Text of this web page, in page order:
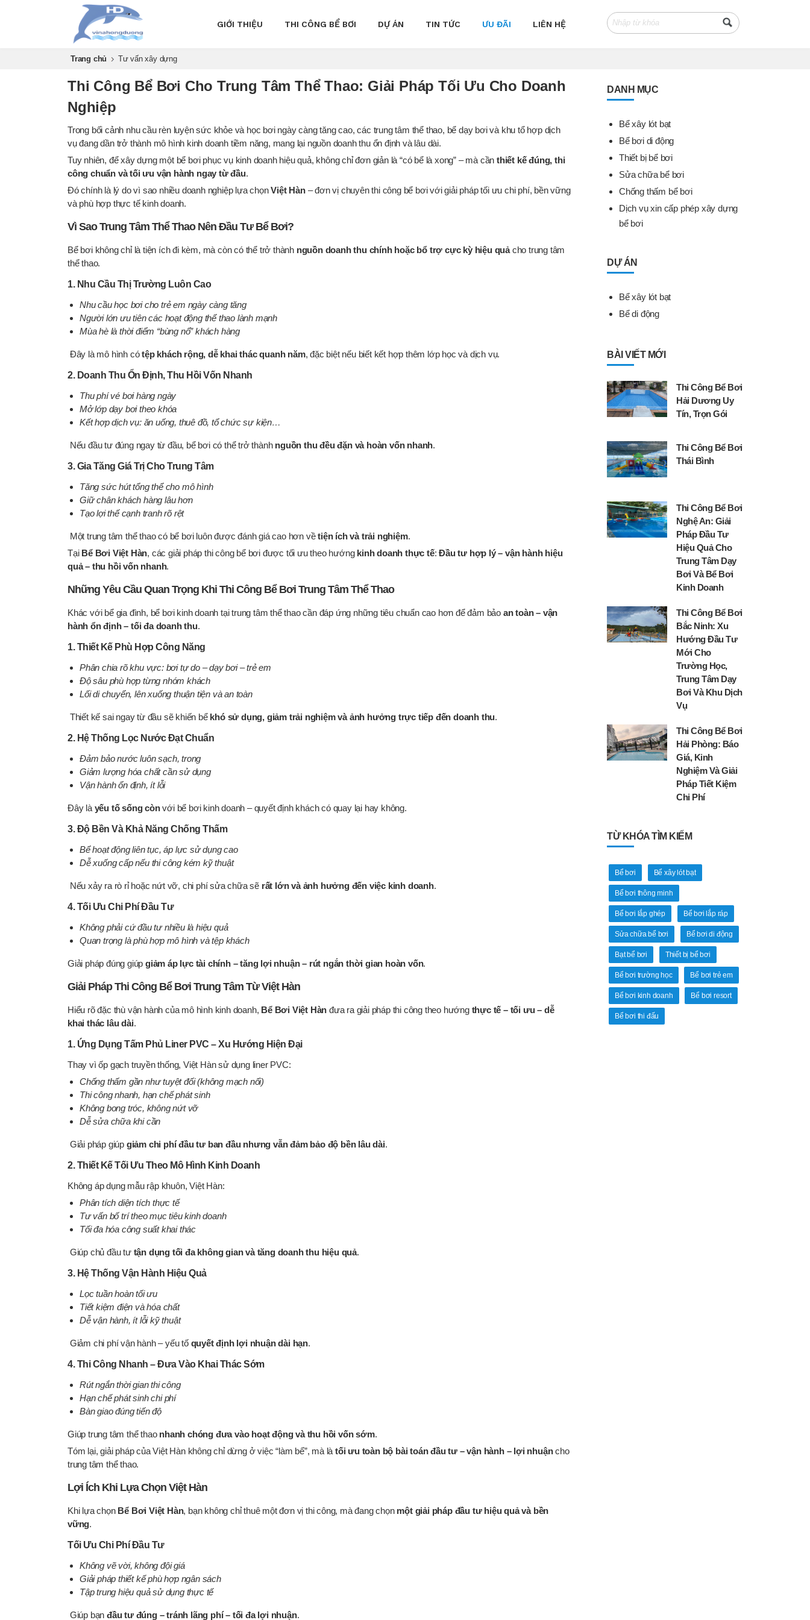
GIỚI THIỆU THI CÔNG BỂ BƠI DỰ ÁN TIN TỨC ƯU ĐÃI LIÊN HỆ
Trang chủ Tư vấn xây dựng
Thi Công Bể Bơi Cho Trung Tâm Thể Thao: Giải Pháp Tối Ưu Cho Doanh
Nghiệp
Trong bối cảnh nhu cầu rèn luyện sức khỏe và học bơi ngày càng tăng cao, các trung tâm thể thao, bể dạy bơi và khu tổ hợp dịch
vụ đang dần trở thành mô hình kinh doanh tiềm năng, mang lại nguồn doanh thu ổn định và lâu dài.
Tuy nhiên, để xây dựng một bể bơi phục vụ kinh doanh hiệu quả, không chỉ đơn giản là “có bể là xong” – mà cần thiết kế đúng, thi
công chuẩn và tối ưu vận hành ngay từ đầu.
Đó chính là lý do vì sao nhiều doanh nghiệp lựa chọnViệt Hàn– đơn vị chuyên thi công bể bơi với giải pháp tối ưu chi phí, bền vững
và phù hợp thực tế kinh doanh.
Vì Sao Trung Tâm Thể Thao Nên Đầu Tư Bể Bơi?
Bể bơi không chỉ là tiện ích đi kèm, mà còn có thể trở thành nguồn doanh thu chính hoặc bổ trợ cực kỳ hiệu quảcho trung tâm
thể thao.
1. Nhu Cầu Thị Trường Luôn Cao
Nhu cầu học bơi cho trẻ em ngày càng tăng
Người lớn ưu tiên các hoạt động thể thao lành mạnh
Mùa hè là thời điểm “bùng nổ” khách hàng
Đây là mô hình cótệp khách rộng, dễ khai thác quanh năm, đặc biệt nếu biết kết hợp thêm lớp học và dịch vụ.
2. Doanh Thu Ổn Định, Thu Hồi Vốn Nhanh
Thu phí vé bơi hàng ngày
Mở lớp dạy bơi theo khóa
Kết hợp dịch vụ: ăn uống, thuê đồ, tổ chức sự kiện…
Nếu đầu tư đúng ngay từ đầu, bể bơi có thể trở thành nguồn thu đều đặn và hoàn vốn nhanh.
3. Gia Tăng Giá Trị Cho Trung Tâm
Tăng sức hút tổng thể cho mô hình
Giữ chân khách hàng lâu hơn
Tạo lợi thế cạnh tranh rõ rệt
Một trung tâm thể thao có bể bơi luôn được đánh giá cao hơn vềtiện ích và trải nghiệm.
Tại Bể Bơi Việt Hàn, các giải pháp thi công bể bơi được tối ưu theo hướng kinh doanh thực tế:Đầu tư hợp lý – vận hành hiệu
quả – thu hồi vốn nhanh.
Những Yêu Cầu Quan Trọng Khi Thi Công Bể Bơi Trung Tâm Thể Thao
Khác với bể gia đình, bể bơi kinh doanh tại trung tâm thể thao cần đáp ứng những tiêu chuẩn cao hơn để đảm bảo an toàn – vận
hành ổn định – tối đa doanh thu.
1. Thiết Kế Phù Hợp Công Năng
Phân chia rõ khu vực: bơi tự do – dạy bơi – trẻ em
Độ sâu phù hợp từng nhóm khách
Lối di chuyển, lên xuống thuận tiện và an toàn
Thiết kế sai ngay từ đầu sẽ khiến bể khó sử dụng, giảm trải nghiệm và ảnh hưởng trực tiếp đến doanh thu.
2. Hệ Thống Lọc Nước Đạt Chuẩn
Đảm bảo nước luôn sạch, trong
Giảm lượng hóa chất cần sử dụng
Vận hành ổn định, ít lỗi
Đây là yếu tố sống cònvới bể bơi kinh doanh – quyết định khách có quay lại hay không.
3. Độ Bền Và Khả Năng Chống Thấm
Bể hoạt động liên tục, áp lực sử dụng cao
Dễ xuống cấp nếu thi công kém kỹ thuật
Nếu xảy ra rò rỉ hoặc nứt vỡ, chi phí sửa chữa sẽ rất lớn và ảnh hưởng đến việc kinh doanh.
4. Tối Ưu Chi Phí Đầu Tư
Không phải cứ đầu tư nhiều là hiệu quả
Quan trọng là phù hợp mô hình và tệp khách
Giải pháp đúng giúp giảm áp lực tài chính – tăng lợi nhuận – rút ngắn thời gian hoàn vốn.
Giải Pháp Thi Công Bể Bơi Trung Tâm Từ Việt Hàn
Hiểu rõ đặc thù vận hành của mô hình kinh doanh, Bể Bơi Việt Hàn đưa ra giải pháp thi công theo hướng thực tế – tối ưu – dễ
khai thác lâu dài.
1. Ứng Dụng Tấm Phủ Liner PVC – Xu Hướng Hiện Đại
Thay vì ốp gạch truyền thống, Việt Hàn sử dụng liner PVC:
Chống thấm gần như tuyệt đối (không mạch nối)
Thi công nhanh, hạn chế phát sinh
Không bong tróc, không nứt vỡ
Dễ sửa chữa khi cần
Giải pháp giúp giảm chi phí đầu tư ban đầu nhưng vẫn đảm bảo độ bền lâu dài.
2. Thiết Kế Tối Ưu Theo Mô Hình Kinh Doanh
Không áp dụng mẫu rập khuôn, Việt Hàn:
Phân tích diện tích thực tế
Tư vấn bố trí theo mục tiêu kinh doanh
Tối đa hóa công suất khai thác
Giúp chủ đầu tư tận dụng tối đa không gian và tăng doanh thu hiệu quả.
3. Hệ Thống Vận Hành Hiệu Quả
Lọc tuần hoàn tối ưu
Tiết kiệm điện và hóa chất
Dễ vận hành, ít lỗi kỹ thuật
Giảm chi phí vận hành – yếu tố quyết định lợi nhuận dài hạn.
4. Thi Công Nhanh – Đưa Vào Khai Thác Sớm
Rút ngắn thời gian thi công
Hạn chế phát sinh chi phí
Bàn giao đúng tiến độ
Giúp trung tâm thể thao nhanh chóng đưa vào hoạt động và thu hồi vốn sớm.
Tóm lại, giải pháp của Việt Hàn không chỉ dừng ở việc “làm bể”, mà là tối ưu toàn bộ bài toán đầu tư – vận hành – lợi nhuậncho
trung tâm thể thao.
Lợi Ích Khi Lựa Chọn Việt Hàn
Khi lựa chọn Bể Bơi Việt Hàn, bạn không chỉ thuê một đơn vị thi công, mà đang chọn một giải pháp đầu tư hiệu quả và bền
vững.
Tối Ưu Chi Phí Đầu Tư
Không vẽ vời, không đội giá
Giải pháp thiết kế phù hợp ngân sách
Tập trung hiệu quả sử dụng thực tế
Giúp bạn đầu tư đúng – tránh lãng phí – tối đa lợi nhuận.
DANH MỤC
Bể xây lót bạt
Bể bơi di động
Thiết bị bể bơi
Sửa chữa bể bơi
Chống thấm bể bơi
Dịch vụ xin cấp phép xây dựng
bể bơi
DỰ ÁN
Bể xây lót bạt
Bể di động
BÀI VIẾT MỚI
Thi Công Bể Bơi
Hải Dương Uy
Tín, Trọn Gói
Thi Công Bể Bơi
Thái Bình
Thi Công Bể Bơi
Nghệ An: Giải
Pháp Đầu Tư
Hiệu Quả Cho
Trung Tâm Dạy
Bơi Và Bể Bơi
Kinh Doanh
Thi Công Bể Bơi
Bắc Ninh: Xu
Hướng Đầu Tư
Mới Cho
Trường Học,
Trung Tâm Dạy
Bơi Và Khu Dịch
Vụ
Thi Công Bể Bơi
Hải Phòng: Báo
Giá, Kinh
Nghiệm Và Giải
Pháp Tiết Kiệm
Chi Phí
TỪ KHÓA TÌM KIẾM
Bể bơi Bể xây lót bạt
Bể bơi thông minh
Bể bơi lắp ghép Bể bơi lắp ráp
Sửa chữa bể bơi Bể bơi di động
Bạt bể bơi Thiết bị bể bơi
Bể bơi trường học Bể bơi trẻ em
Bể bơi kinh doanh Bể bơi resort
Bể bơi thi đấu